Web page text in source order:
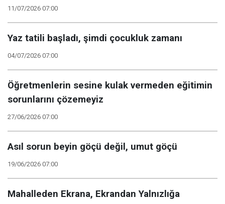
11/07/2026 07:00
Yaz tatili başladı, şimdi çocukluk zamanı
04/07/2026 07:00
Öğretmenlerin sesine kulak vermeden eğitimin
sorunlarını çözemeyiz
27/06/2026 07:00
Asıl sorun beyin göçü değil, umut göçü
19/06/2026 07:00
Mahalleden Ekrana, Ekrandan Yalnızlığa